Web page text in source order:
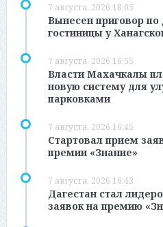
7 августа, 2026 18:05
Вынесен приговор по
гостиницы у
7 августа, 2026 16:55
Власти Махачкалы
новую систему для
парковками
7 августа, 2026 16:45
Стартовал прием
премии «Знание»
7 августа, 2026 16:43
Дагестан стал
заявок на премию